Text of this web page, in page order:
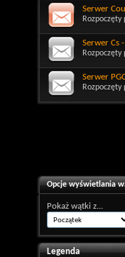
Serwer
Rozpoczęty
Serwer Cs
Rozpoczęty
Serwer
Rozpoczęty
Opcje wyświetlania
Pokaż wątki z...
Legenda